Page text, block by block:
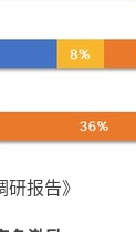
报告》